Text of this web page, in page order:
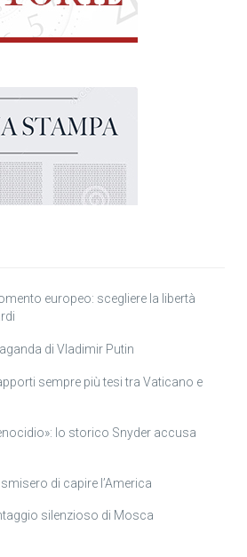
europeo: scegliere la libertà
di Vladimir Putin
sempre più tesi tra Vaticano e
lo storico Snyder accusa
di capire l’America
silenzioso di Mosca